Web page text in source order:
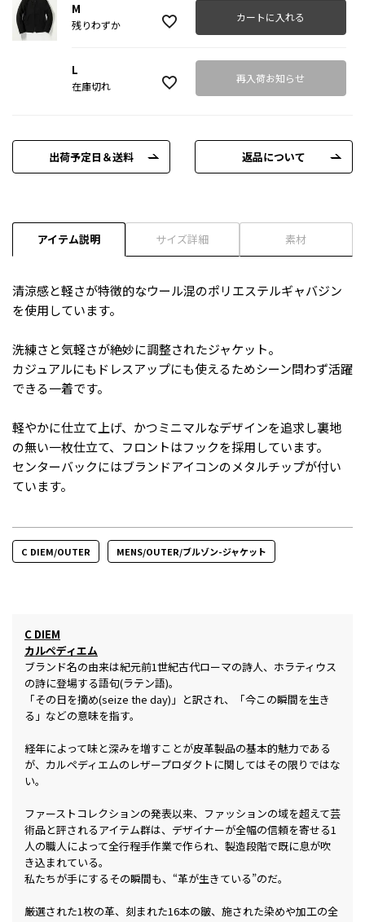
M
残りわずか
カートに入れる
L
在庫切れ
再入荷お知らせ
出荷予定日＆送料 返品について
アイテム説明 サイズ詳細 素材
清涼感と軽さが特徴的なウール混のポリエステルギャバジン
を使用しています。
洗練さと気軽さが絶妙に調整されたジャケット。
カジュアルにもドレスアップにも使えるためシーン問わず活躍
できる一着です。
軽やかに仕立て上げ、かつミニマルなデザインを追求し裏地
の無い一枚仕立て、フロントはフックを採用しています。
センターバックにはブランドアイコンのメタルチップが付い
ています。
C DIEM/OUTER MENS/OUTER/ブルゾン-ジャケット
C DIEM
カルペディエム
ブランド名の由来は紀元前1世紀古代ローマの詩人、ホラティウス
の詩に登場する語句(ラテン語)。
「その日を摘め(seize the day)」と訳され、「今この瞬間を生き
る」などの意味を指す。
経年によって味と深みを増すことが皮革製品の基本的魅力である
が、カルペディエムのレザープロダクトに関してはその限りではな
い。
ファーストコレクションの発表以来、ファッションの域を超えて芸
術品と評されるアイテム群は、デザイナーが全幅の信頼を寄せる1
人の職人によって全行程手作業で作られ、製造段階で既に息が吹
き込まれている。
私たちが手にするその瞬間も、“革が生きている”のだ。
厳選された1枚の革、刻まれた16本の皺、施された染めや加工の全